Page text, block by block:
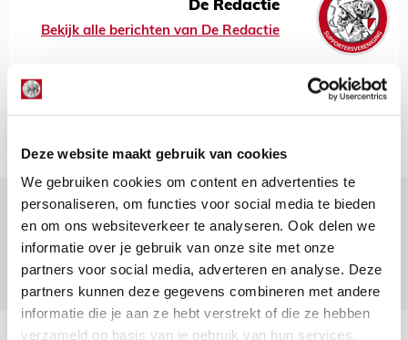
Deze website maakt gebruik van cookies
We gebruiken cookies om content en advertenties te
personaliseren, om functies voor social media te bieden
en om ons websiteverkeer te analyseren. Ook delen we
informatie over je gebruik van onze site met onze
partners voor social media, adverteren en analyse. Deze
partners kunnen deze gegevens combineren met andere
informatie die je aan ze hebt verstrekt of die ze hebben
verzameld op basis van je gebruik van hun services.
De Redactie
Bekijk alle berichten van De Redactie
Brandt: ‘Ajax en Cruijff bleven door
mijn hoofd spoken’